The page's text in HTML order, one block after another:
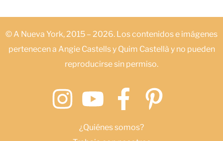
© A Nueva York, 2015 – 2026. Los contenidos e imágenes
pertenecen a Angie Castells y Quim Castellà y no pueden
reproducirse sin permiso.
¿Quiénes somos?